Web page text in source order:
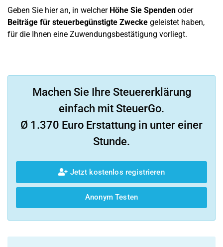
Geben Sie hier an, in welcherHöhe Sie Spenden oder
Beiträge für steuerbegünstigte Zwecke geleistet haben,
für die Ihnen eine Zuwendungsbestätigung vorliegt.
Machen Sie Ihre Steuererklärung
einfach mit SteuerGo.
Ø 1.370 Euro Erstattung in unter einer
Stunde.
Jetzt kostenlos registrieren
Anonym Testen